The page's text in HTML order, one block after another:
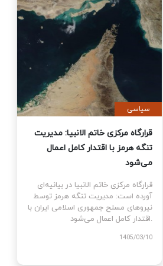
سیاسی
قرارگاه مرکزی خاتم الانبیا:
تنگه هرمز با اقتدار کامل اعمال
قرارگاه مرکزی خاتم الانبیا در
آورده است: مدیریت تنگه هرمز
نیروهای مسلح جمهوری اسلامی
اقتدار کامل اعمال می‌شود.